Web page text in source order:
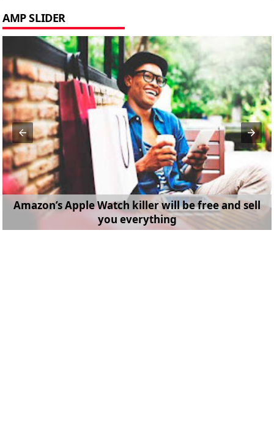
AMP SLIDER
Amazon’s Apple Watch killer will be free and sell
you everything